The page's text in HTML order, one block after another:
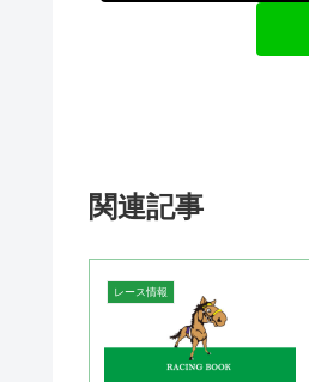
関連記事
レース情報